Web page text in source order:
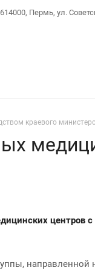
614000, Пермь, ул.
краевого
центров с
направленной